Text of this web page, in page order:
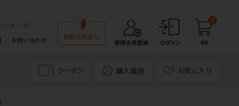
クオーダー
お問い合わせ 初めての方へ
新規会員登録 ログイン
0
¥0
クーポン 購入履歴 お気に入り